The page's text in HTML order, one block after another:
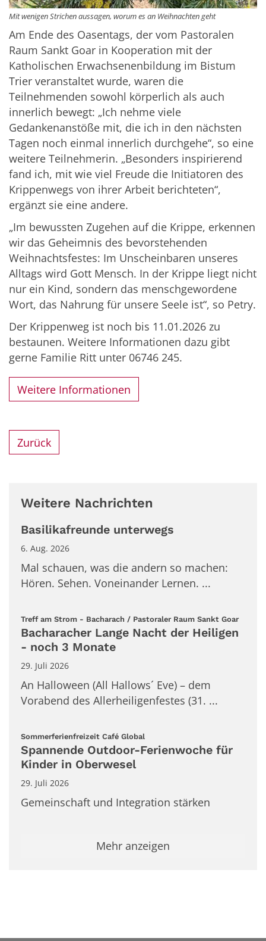
Mit wenigen Strichen aussagen, worum es an Weihnachten geht
Am Ende des Oasentags, der vom Pastoralen
Raum Sankt Goar in Kooperation mit der
Katholischen Erwachsenenbildung im Bistum
Trier veranstaltet wurde, waren die
Teilnehmenden sowohl körperlich als auch
innerlich bewegt: „Ich nehme viele
Gedankenanstöße mit, die ich in den nächsten
Tagen noch einmal innerlich durchgehe“, so eine
weitere Teilnehmerin. „Besonders inspirierend
fand ich, mit wie viel Freude die Initiatoren des
Krippenwegs von ihrer Arbeit berichteten“,
ergänzt sie eine andere.
„Im bewussten Zugehen auf die Krippe, erkennen
wir das Geheimnis des bevorstehenden
Weihnachtsfestes: Im Unscheinbaren unseres
Alltags wird Gott Mensch. In der Krippe liegt nicht
nur ein Kind, sondern das menschgewordene
Wort, das Nahrung für unsere Seele ist“, so Petry.
Der Krippenweg ist noch bis 11.01.2026 zu
bestaunen. Weitere Informationen dazu gibt
gerne Familie Ritt unter 06746 245.
Weitere Informationen
Zurück
Weitere Nachrichten
Basilikafreunde unterwegs
6. Aug. 2026
Mal schauen, was die andern so machen:
Hören. Sehen. Voneinander Lernen. ...
Treff am Strom - Bacharach / Pastoraler Raum Sankt Goar:
Bacharacher Lange Nacht der Heiligen
- noch 3 Monate
29. Juli 2026
An Halloween (All Hallows´ Eve) – dem
Vorabend des Allerheiligenfestes (31. ...
Sommerferienfreizeit Café Global:
Spannende Outdoor-Ferienwoche für
Kinder in Oberwesel
29. Juli 2026
Gemeinschaft und Integration stärken
Mehr anzeigen